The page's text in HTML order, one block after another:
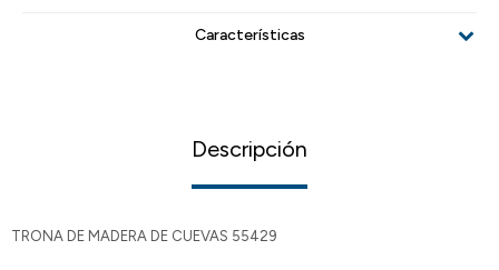
Características
Descripción
TRONA DE MADERA DE CUEVAS 55429